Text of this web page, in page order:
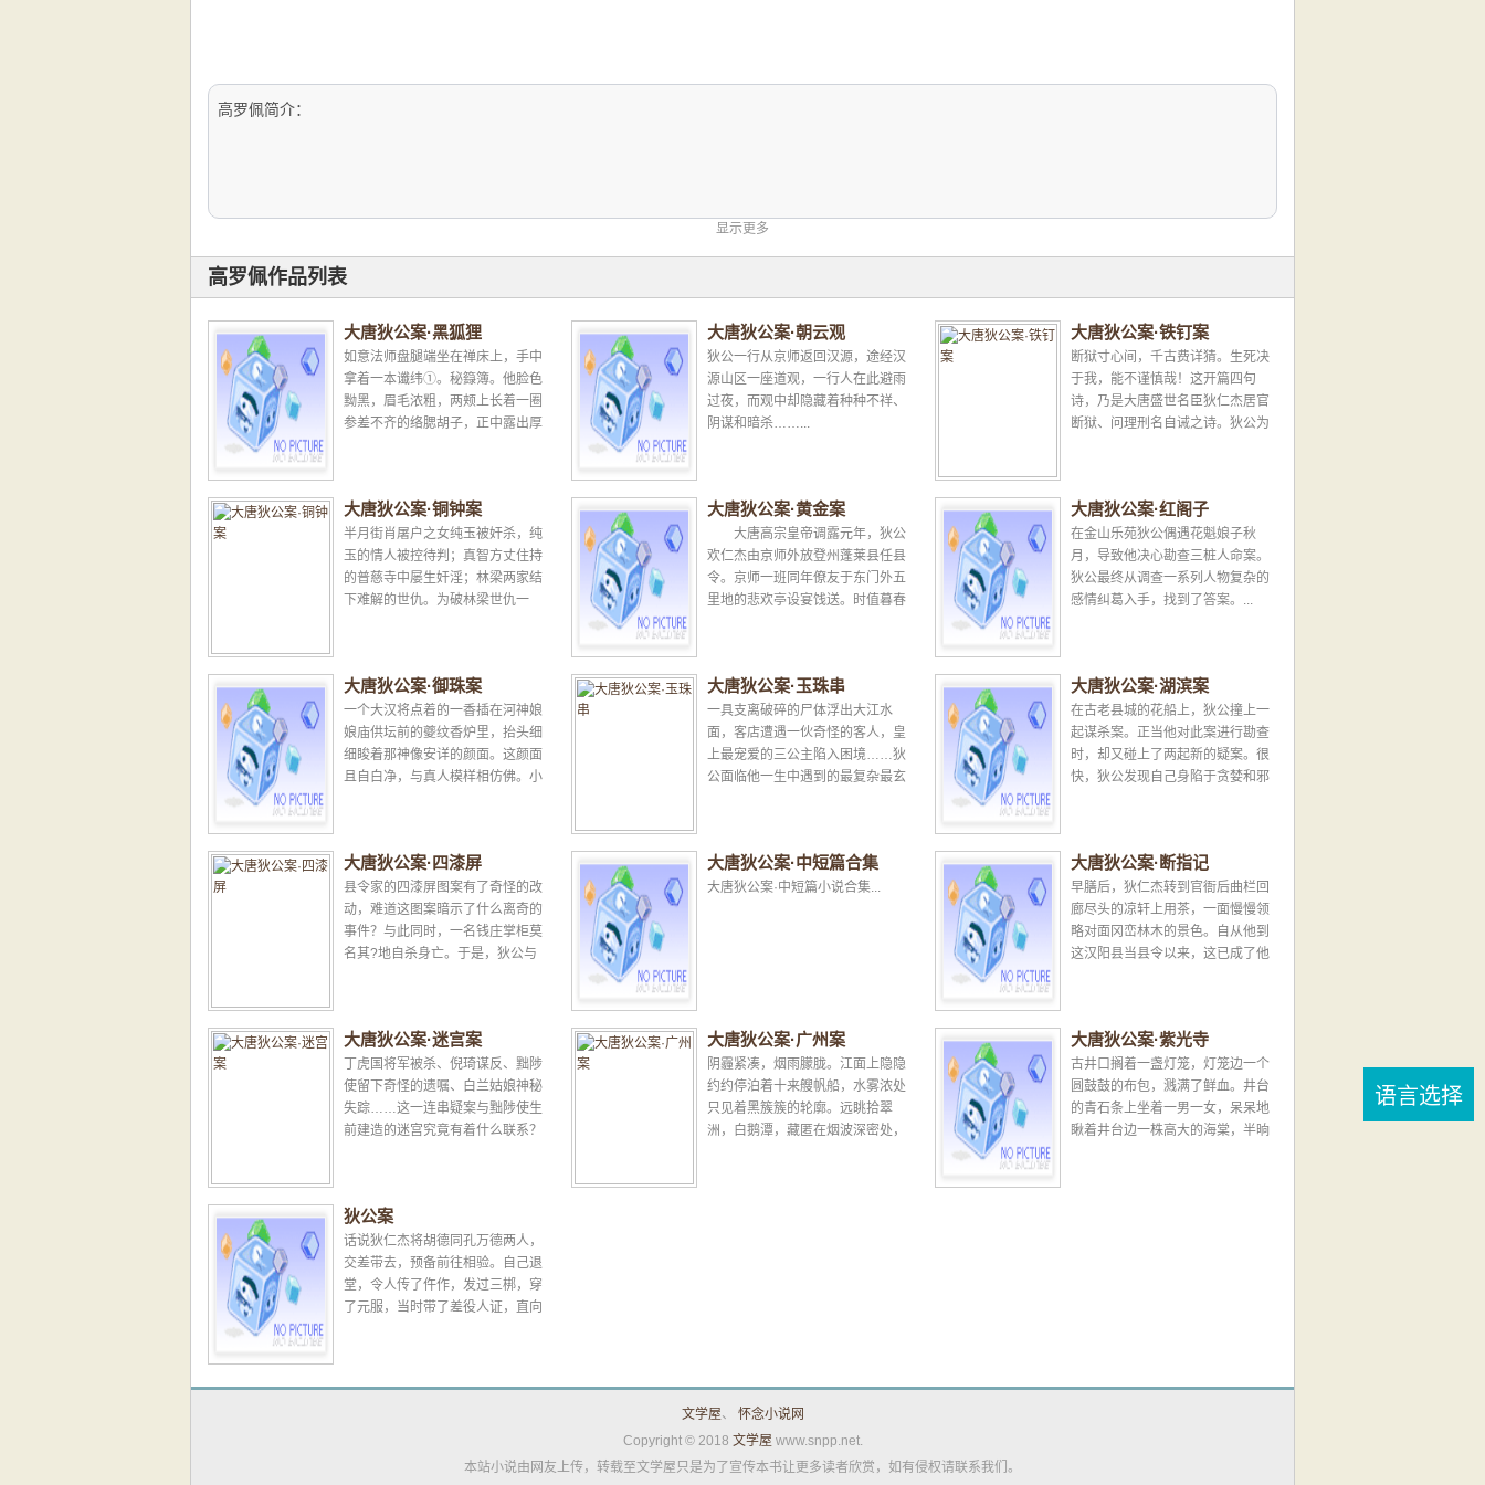
高罗佩简介：
显示更多
高罗佩作品列表
大唐狄公案·黑狐狸
如意法师盘腿端坐在禅床上，手中
拿着一本谶纬①。秘籙簿。他脸色
黝黑，眉毛浓粗，两颊上长着一圈
参差不齐的络腮胡子，正中露出厚
大唐狄公案·朝云观
狄公一行从京师返回汉源，途经汉
源山区一座道观，一行人在此避雨
过夜，而观中却隐藏着种种不祥、
阴谋和暗杀……...
大唐狄公案·铁钉案
断狱寸心间，千古费详猜。生死决
于我，能不谨慎哉！这开篇四句
诗，乃是大唐盛世名臣狄仁杰居官
断狱、问理刑名自诫之诗。狄公为
大唐狄公案·铜钟案
半月街肖屠户之女纯玉被奸杀，纯
玉的情人被控待判；真智方丈住持
的普慈寺中屡生奸淫；林梁两家结
下难解的世仇。为破林梁世仇一
大唐狄公案·黄金案
大唐高宗皇帝调露元年，狄公
欢仁杰由京师外放登州蓬莱县任县
令。京师一班同年僚友于东门外五
里地的悲欢亭设宴饯送。时值暮春
大唐狄公案·红阁子
在金山乐苑狄公偶遇花魁娘子秋
月，导致他决心勘查三桩人命案。
狄公最终从调查一系列人物复杂的
感情纠葛入手，找到了答案。...
大唐狄公案·御珠案
一个大汉将点着的一香插在河神娘
娘庙供坛前的夔纹香炉里，抬头细
细睃着那神像安详的颜面。这颜面
且自白净，与真人模样相仿佛。小
大唐狄公案·玉珠串
一具支离破碎的尸体浮出大江水
面，客店遭遇一伙奇怪的客人，皇
上最宠爱的三公主陷入困境……狄
公面临他一生中遇到的最复杂最玄
大唐狄公案·湖滨案
在古老县城的花船上，狄公撞上一
起谋杀案。正当他对此案进行勘查
时，却又碰上了两起新的疑案。很
快，狄公发现自己身陷于贪婪和邪
大唐狄公案·四漆屏
县令家的四漆屏图案有了奇怪的改
动，难道这图案暗示了什么离奇的
事件？与此同时，一名钱庄掌柜莫
名其?地自杀身亡。于是，狄公与
大唐狄公案·中短篇合集
大唐狄公案·中短篇小说合集...
大唐狄公案·断指记
早膳后，狄仁杰转到官衙后曲栏回
廊尽头的凉轩上用茶，一面慢慢领
略对面冈峦林木的景色。自从他到
这汉阳县当县令以来，这已成了他
大唐狄公案·迷宫案
丁虎国将军被杀、倪琦谋反、黜陟
使留下奇怪的遗嘱、白兰姑娘神秘
失踪……这一连串疑案与黜陟使生
前建造的迷宫究竟有着什么联系？
大唐狄公案·广州案
阴霾紧凑，烟雨朦胧。江面上隐隐
约约停泊着十来艘帆船，水雾浓处
只见着黑簇簇的轮廓。远眺拾翠
洲，白鹅潭，藏匿在烟波深密处，
大唐狄公案·紫光寺
古井口搁着一盏灯笼，灯笼边一个
圆鼓鼓的布包，溅满了鲜血。井台
的青石条上坐着一男一女，呆呆地
瞅着井台边一株高大的海棠，半晌
狄公案
话说狄仁杰将胡德同孔万德两人，
交差带去，预备前往相验。自己退
堂，令人传了仵作，发过三梆，穿
了元服，当时带了差役人证，直向
文学屋、 怀念小说网
Copyright © 2018 文学屋 www.snpp.net.
本站小说由网友上传，转载至文学屋只是为了宣传本书让更多读者欣赏，如有侵权请联系我们。
语言选择